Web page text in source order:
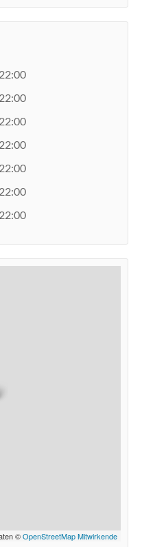
©OpenStreetMap Mitwirkende